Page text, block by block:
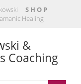
S H O P
Healing
&
Coaching